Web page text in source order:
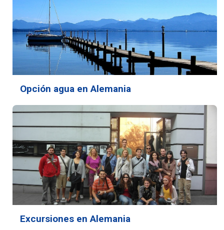
Opción agua en Alemania
Excursiones en Alemania